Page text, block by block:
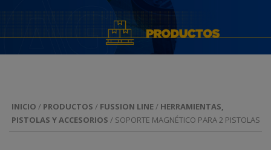
INICIO / PRODUCTOS / FUSSION LINE / HERRAMIENTAS,
PISTOLAS Y ACCESORIOS / SOPORTE MAGNÉTICO PARA 2 PISTOLAS